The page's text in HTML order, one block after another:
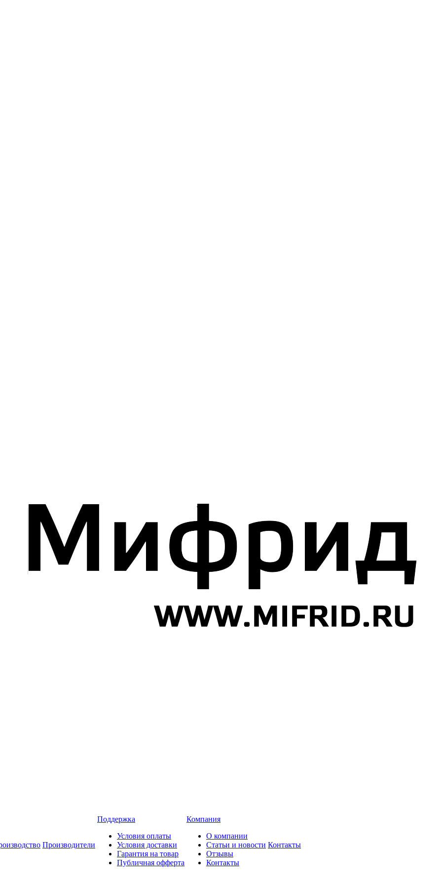
Производители
Поддержка
Условия оплаты
Условия доставки
Гарантия на товар
Публичная офферта
Компания
О компании
Статьи и новости
Отзывы
Контакты
Контакты